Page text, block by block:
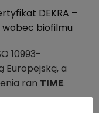
DEKRA –
biofilmu
10993-
Europejską, a
ran TIME.